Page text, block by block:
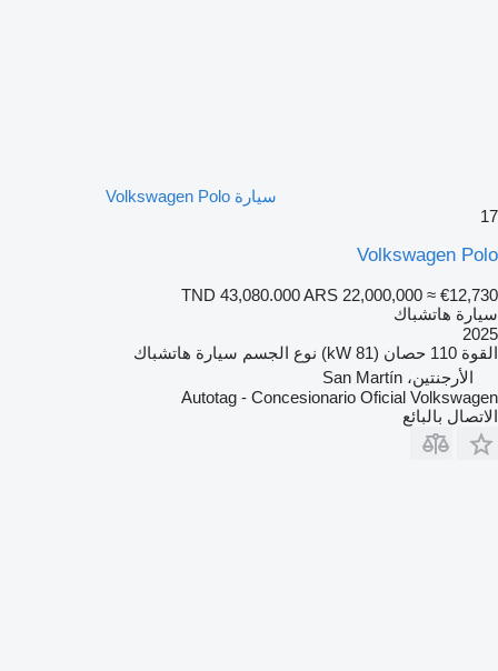
سيارة Volkswagen Polo
17
Volkswagen Polo
TND 43,080.000ARS 22,000,000 ≈ €12,730
سيارة هاتشباك
2025
القوة 110 حصان (81 kW) نوع الجسم سيارة هاتشباك
الأرجنتين، San Martín
Autotag - Concesionario Oficial Volkswagen
الاتصال بالبائع